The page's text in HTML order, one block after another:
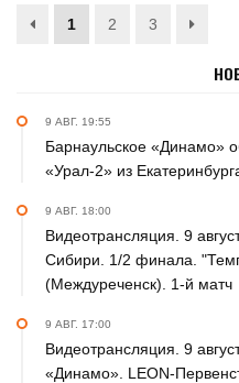
1 2 3
9 АВГ. 19:55
Барнаульское «Динамо»
«Урал-2» из
9 АВГ. 18:00
Видеотрансляция. 9
Сибири. 1/2 финала.
(Междуреченск). 1-й матч
9 АВГ. 17:00
Видеотрансляция. 9
«Динамо». LEON-